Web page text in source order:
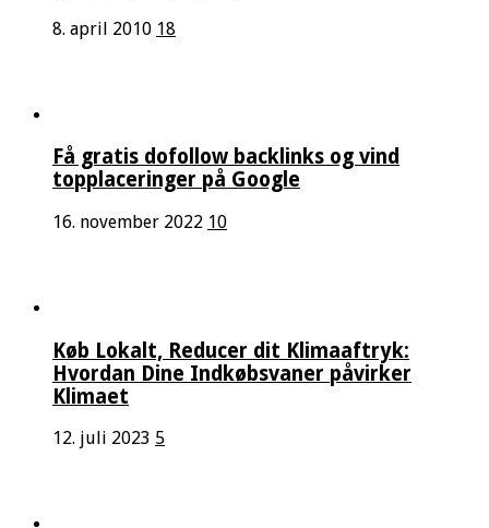
8. april 2010 18
Få gratis dofollow backlinks og vind
topplaceringer på Google
16. november 2022 10
Køb Lokalt, Reducer dit Klimaaftryk:
Hvordan Dine Indkøbsvaner påvirker
Klimaet
12. juli 2023 5